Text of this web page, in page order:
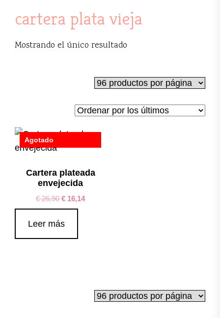
cartera plata vieja
Mostrando el único resultado
Save
Agotado
Cartera plateada
envejecida
€26,90 € 16,14
Leer más